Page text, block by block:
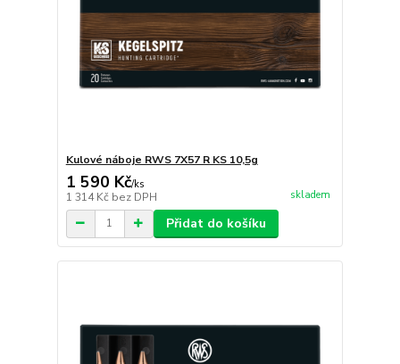
Kulové náboje RWS 7X57 R KS 10,5g
1 590 Kč/ks
1 314 Kč bez DPH skladem
Přidat do košíku